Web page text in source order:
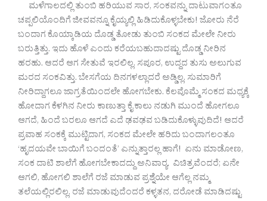
ಮಳೆಗಾಲದಲ್ಲಿ ತುಂಬಿ ಹರಿಯುವ ಸಾರ, ಸಂಕವನ್ನು ದಾಟುವಾಗಂತೂ
ಚಪ್ಪಲಿಯೊಂದಿಗೆ ಜೀವವನ್ನೂ ಕೈಯ್ಯಲ್ಲಿ ಹಿಡಿದುಕೊಳ್ಳಬೇಕು! ಜೋರು ನೆರೆ
ಬಂದಾಗ ಕೊಯ್ಕಾಡಿಯ ದೊಡ್ಡ ತೋಡು ತುಂಬಿ ಸಂಕದ ಮೇಲೇ ನೀರು
ಬರುತ್ತಿತ್ತು. ಇದು ಹೊಳೆ ಎಂದು ಕರೆಯಬಹುದಾದಷ್ಟು ದೊಡ್ಡ ನೀರಿನ
ಹರಹು. ಆದರೆ ಆಗ ಸೇತುವೆ ಇರಲಿಲ್ಲ. ಸಪೂರ, ಉದ್ದದ ತುಸು ಅಲುಗುವ
ಮರದ ಸಂಕವಿತ್ತು. ಬೇಸಗೆಯ ದಿನಗಳಲ್ಲಾದರೆ ಅಡ್ಡಿಲ್ಲ. ಸುಮಾರಿಗೆ
ನೀರಿದ್ದಾಗಲೂ ಜಾಗ್ರತೆಯಿಂದಲೇ ಹೋಗಬೇಕು. ಕೆಲವೊಮ್ಮೆ ಸಂಕದ ಮಧ್ಯಕ್ಕೆ
ಹೋದಾಗ ಕೆಳಗಿನ ನೀರು ಕಾಣುತ್ತಾ ಕೈ ಕಾಲು ನಡುಗಿ ಮುಂದೆ ಹೋಗಲೂ
ಆಗದೆ, ಹಿಂದೆ ಬರಲೂ ಆಗದೆ ಎದೆ ಢವಢವ ಬಡಿದುಕೊಳ್ಳುವುದಿದೆ! ಆದರೆ
ಪ್ರವಾಹ ಸಂಕಕ್ಕೆ ಮುಟ್ಟಿದಾಗ, ಸಂಕದ ಮೇಲೇ ಹರಿದು ಬಂದಾಗಲಂತೂ
‘ಹೃದಯವೇ ಬಾಯಿಗೆ ಬಂದಂತೆ’ ಎನ್ನುತ್ತಾರಲ್ಲ ಹಾಗೆ! ಏನು ಮಾಡೋಣ,
ಸಂಕ ದಾಟಿ ಶಾಲೆಗೆ ಹೋಗಬೇಕಾದದ್ದು ಅನಿವಾರ‍್ಯ. ವಿಚಿತ್ರವೆಂದರೆ; ಏನೇ
ಆಗಲಿ, ಹೋಗಲಿ ಶಾಲೆಗೆ ರಜೆ ಮಾಡುವ ಪ್ರಶ್ನೆಯೇ ಆಗೆಲ್ಲ ನಮ್ಮ
ತಲೆಯಲ್ಲಿರಲಿಲ್ಲ. ರಜೆ ಮಾಡುವುದೆಂದರೆ ಕಳ್ಳತನ, ದರೋಡೆ ಮಾಡಿದಷ್ಟು